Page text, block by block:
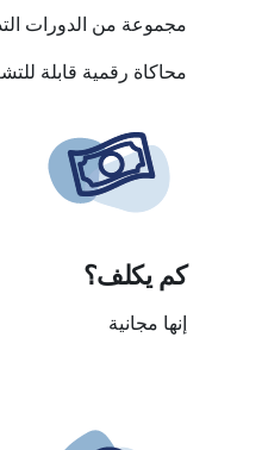
مجموعة من الدورات
محاكاة رقمية قابلة
كم يكلف؟
إنها مجانية